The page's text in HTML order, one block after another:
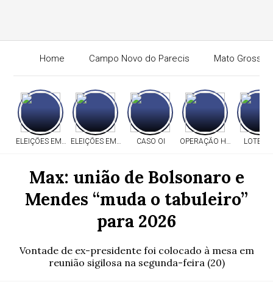
Home Campo Novo do Parecis Mato Grosso
ELEIÇÕES EM MTELEIÇÕES EM MT CASO OI OPERAÇÃO HERITAGE
Max: união de Bolsonaro e
Mendes “muda o tabuleiro”
para 2026
Vontade de ex-presidente foi colocado à mesa em
reunião sigilosa na segunda-feira (20)